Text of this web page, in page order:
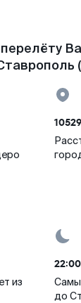
из
22:00
до